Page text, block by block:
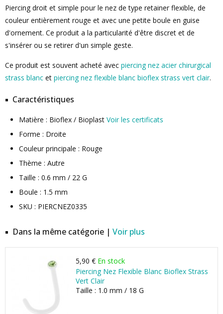
Piercing droit et simple pour le nez de type retainer flexible, de
couleur entièrement rouge et avec une petite boule en guise
d'ornement. Ce produit a la particularité d'être discret et de
s'insérer ou se retirer d'un simple geste.
Ce produit est souvent acheté avec piercing nez acier chirurgical
strass blanc et piercing nez flexible blanc bioflex strass vert clair.
Caractéristiques
Matière : Bioflex / Bioplast Voir les certificats
Forme : Droite
Couleur principale : Rouge
Thème : Autre
Taille : 0.6 mm / 22 G
Boule : 1.5 mm
SKU : PIERCNEZ0335
Dans la même catégorie | Voir plus
5,90 € En stock
Piercing Nez Flexible Blanc Bioflex Strass
Vert Clair
Taille : 1.0 mm / 18 G